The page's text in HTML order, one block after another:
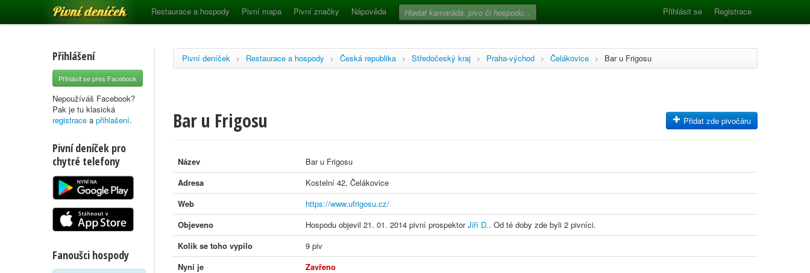
Pivní deníček Restaurace a hospody Pivní mapa Pivní značky Nápověda Přihlásit se Registrace
Přihlášení
Přihlásit se přes Facebook
Nepoužíváš Facebook?
Pak je tu klasická
registrace a přihlašení.
Pivní deníček pro
chytré telefony
Fanoušci hospody
Pivní deníček > Restaurace a hospody > Česká republika > Středočeský kraj > Praha-východ > Čelákovice > Bar u Frigosu
Bar u Frigosu Přidat zde pivočáru
Název
Bar u Frigosu
Adresa
Kostelní 42, Čelákovice
Web
https://www.ufrigosu.cz/
Objeveno
Hospodu objevil 21. 01. 2014 pivní prospektorJiří D.. Od té doby zde byli 2 pivníci.
Kolik se toho vypilo
9 piv
Nyní je
Zavřeno